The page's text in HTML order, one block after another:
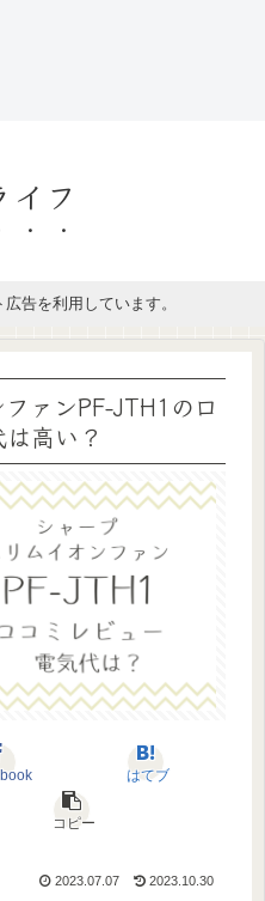
イフ
告を利用しています。
ァンPF-JTH1の口
高い？
はてブ
コピー
2023.07.07 2023.10.30